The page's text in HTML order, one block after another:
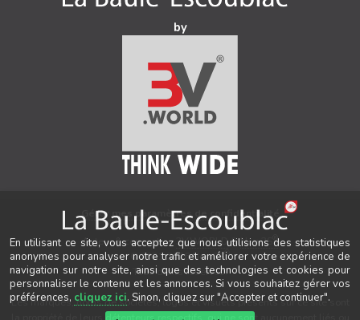
by
Gérer mes paramètres de confidentialité
Auteur & conception 3V.WORLD&New3S ®
© 2021-2026 New3S®
Tous droits réservés.
Les marques, noms de sociétés, logos et visuels présents sur ce site sont
la propriété de leurs détenteurs respectifs, qui ne sont aucunement liés ou
En utilisant ce site, vous acceptez que nous utilisions des statistiques
anonymes pour analyser notre trafic et améliorer votre expérience de
navigation sur notre site, ainsi que des technologies et cookies pour
personnaliser le contenu et les annonces. Si vous souhaitez gérer vos
préférences, cliquez ici. Sinon, cliquez sur "Accepter et continuer".